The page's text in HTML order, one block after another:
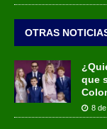
OTRAS
que
8